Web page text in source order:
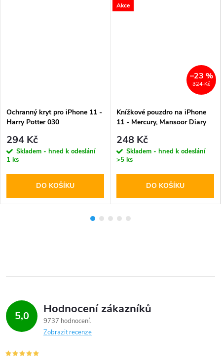
Ochranný kryt pro iPhone 11 -
Harry Potter 030
294 Kč
Skladem - hned k odeslání
1 ks
DO KOŠÍKU
Akce
324 Kč
–23 %
Knížkové pouzdro na iPhone
11 - Mercury, Mansoor Diary
248 Kč
Skladem - hned k odeslání
>5 ks
DO KOŠÍKU
5,0 Hodnocení zákazníků
9737 hodnocení
Zobrazit recenze